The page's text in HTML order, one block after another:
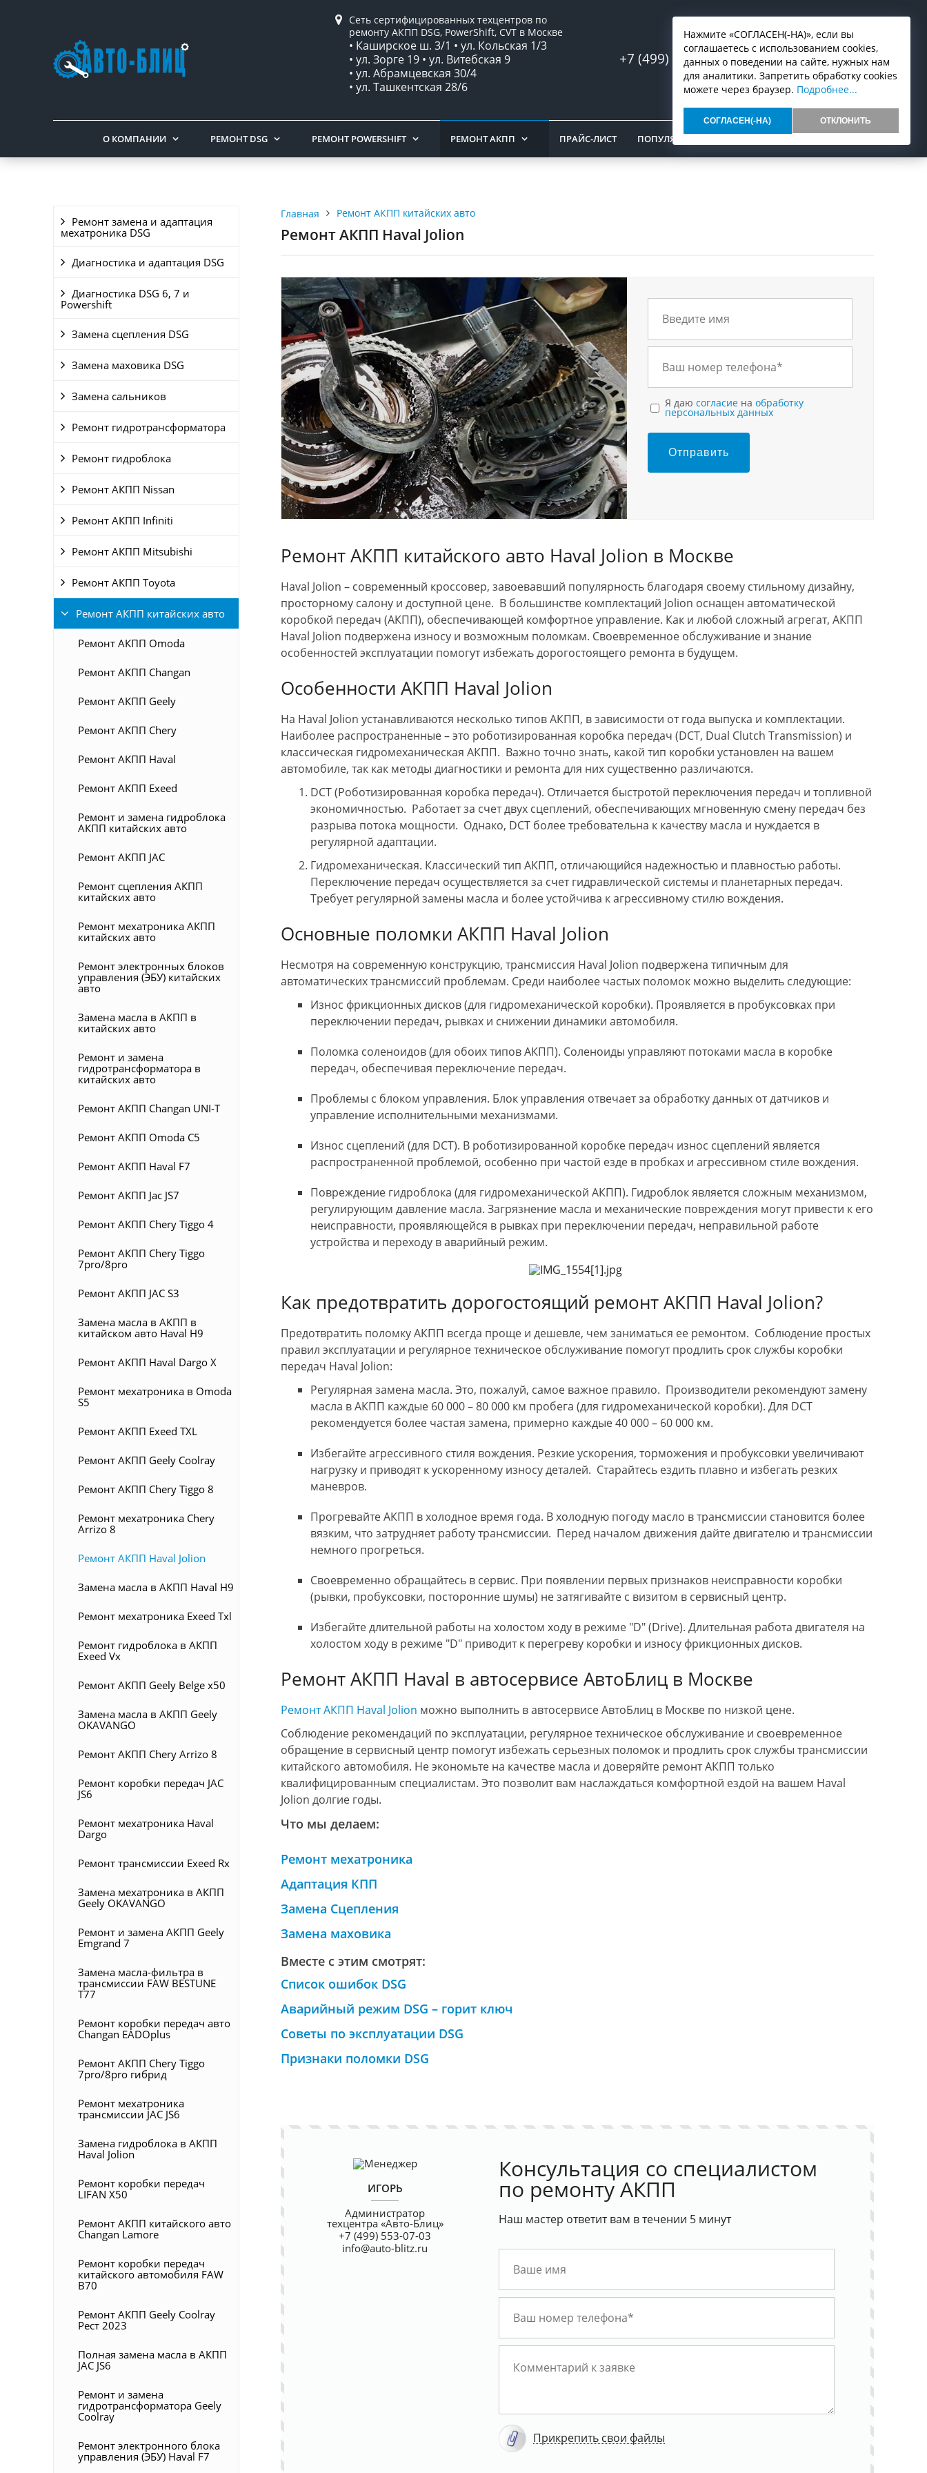
Сеть сертифицированных техцентров по
ремонту АКПП DSG, PowerShift, CVT в Москве
• Каширское ш. 3/1 • ул. Кольская 1/3
• ул. Зорге 19 • ул. Витебская 9
• ул. Абрамцевская 30/4
• ул. Ташкентская 28/6
+7 (499) 553-07-03 Запись онлайн
О КОМПАНИИ РЕМОНТ DSG РЕМОНТ POWERSHIFT РЕМОНТ АКПП ПРАЙС-ЛИСТ ПОПУЛЯРНОЕ
Ремонт замена и адаптация
мехатроника DSG
Диагностика и адаптация DSG
Диагностика DSG 6, 7 и
Powershift
Замена сцепления DSG
Замена маховика DSG
Замена сальников
Ремонт гидротрансформатора
Ремонт гидроблока
Ремонт АКПП Nissan
Ремонт АКПП Infiniti
Ремонт АКПП Mitsubishi
Ремонт АКПП Toyota
Ремонт АКПП китайских авто
Ремонт АКПП Omoda
Ремонт АКПП Changan
Ремонт АКПП Geely
Ремонт АКПП Chery
Ремонт АКПП Haval
Ремонт АКПП Exeed
Ремонт и замена гидроблока
АКПП китайских авто
Ремонт АКПП JAC
Ремонт сцепления АКПП
китайских авто
Ремонт мехатроника АКПП
китайских авто
Ремонт электронных блоков
управления (ЭБУ) китайских
авто
Замена масла в АКПП в
китайских авто
Ремонт и замена
гидротрансформатора в
китайских авто
Ремонт АКПП Changan UNI-T
Ремонт АКПП Omoda C5
Ремонт АКПП Haval F7
Ремонт АКПП Jac JS7
Ремонт АКПП Chery Tiggo 4
Ремонт АКПП Chery Tiggo
7pro/8pro
Ремонт АКПП JAC S3
Замена масла в АКПП в
китайском авто Haval H9
Ремонт АКПП Haval Dargo X
Ремонт мехатроника в Omoda
S5
Ремонт АКПП Exeed TXL
Ремонт АКПП Geely Coolray
Ремонт АКПП Chery Tiggo 8
Ремонт мехатроника Chery
Arrizo 8
Ремонт АКПП Haval Jolion
Замена масла в АКПП Haval H9
Ремонт мехатроника Exeed Txl
Ремонт гидроблока в АКПП
Exeed Vx
Ремонт АКПП Geely Belge x50
Замена масла в АКПП Geely
OKAVANGO
Ремонт АКПП Chery Arrizo 8
Ремонт коробки передач JAC
JS6
Ремонт мехатроника Haval
Dargo
Ремонт трансмиссии Exeed Rx
Замена мехатроника в АКПП
Geely OKAVANGO
Ремонт и замена АКПП Geely
Emgrand 7
Замена масла-фильтра в
трансмиссии FAW BESTUNE
T77
Ремонт коробки передач авто
Changan EADOplus
Ремонт АКПП Chery Tiggo
7pro/8pro гибрид
Ремонт мехатроника
трансмиссии JAC JS6
Замена гидроблока в АКПП
Haval Jolion
Ремонт коробки передач
LIFAN X50
Ремонт АКПП китайского авто
Changan Lamore
Ремонт коробки передач
китайского автомобиля FAW
B70
Ремонт АКПП Geely Coolray
Pест 2023
Полная замена масла в АКПП
JAC JS6
Ремонт и замена
гидротрансформатора Geely
Coolray
Ремонт электронного блока
управления (ЭБУ) Haval F7
Главная Ремонт АКПП китайских авто
Ремонт АКПП Haval Jolion
Я даю согласиена обработку
персональных данных
Отправить
Ремонт АКПП китайского авто Haval Jolion в Москве
Haval Jolion – современный кроссовер, завоевавший популярность благодаря своему стильному дизайну,
просторному салону и доступной цене. В большинстве комплектаций Jolion оснащен автоматической
коробкой передач (АКПП), обеспечивающей комфортное управление. Как и любой сложный агрегат, АКПП
Haval Jolion подвержена износу и возможным поломкам. Своевременное обслуживание и знание
особенностей эксплуатации помогут избежать дорогостоящего ремонта в будущем.
Особенности АКПП Haval Jolion
На Haval Jolion устанавливаются несколько типов АКПП, в зависимости от года выпуска и комплектации.
Наиболее распространенные – это роботизированная коробка передач (DCT, Dual Clutch Transmission) и
классическая гидромеханическая АКПП. Важно точно знать, какой тип коробки установлен на вашем
автомобиле, так как методы диагностики и ремонта для них существенно различаются.
DCT (Роботизированная коробка передач). Отличается быстротой переключения передач и топливной
экономичностью. Работает за счет двух сцеплений, обеспечивающих мгновенную смену передач без
разрыва потока мощности. Однако, DCT более требовательна к качеству масла и нуждается в
регулярной адаптации.
Гидромеханическая. Классический тип АКПП, отличающийся надежностью и плавностью работы.
Переключение передач осуществляется за счет гидравлической системы и планетарных передач.
Требует регулярной замены масла и более устойчива к агрессивному стилю вождения.
Основные поломки АКПП Haval Jolion
Несмотря на современную конструкцию, трансмиссия Haval Jolion подвержена типичным для
автоматических трансмиссий проблемам. Среди наиболее частых поломок можно выделить следующие:
Износ фрикционных дисков (для гидромеханической коробки). Проявляется в пробуксовках при
переключении передач, рывках и снижении динамики автомобиля.
Поломка соленоидов (для обоих типов АКПП). Соленоиды управляют потоками масла в коробке
передач, обеспечивая переключение передач.
Проблемы с блоком управления. Блок управления отвечает за обработку данных от датчиков и
управление исполнительными механизмами.
Износ сцеплений (для DCT). В роботизированной коробке передач износ сцеплений является
распространенной проблемой, особенно при частой езде в пробках и агрессивном стиле вождения.
Повреждение гидроблока (для гидромеханической АКПП). Гидроблок является сложным механизмом,
регулирующим давление масла. Загрязнение масла и механические повреждения могут привести к его
неисправности, проявляющейся в рывках при переключении передач, неправильной работе
устройства и переходу в аварийный режим.
Как предотвратить дорогостоящий ремонт АКПП Haval Jolion?
Предотвратить поломку АКПП всегда проще и дешевле, чем заниматься ее ремонтом. Соблюдение простых
правил эксплуатации и регулярное техническое обслуживание помогут продлить срок службы коробки
передач Haval Jolion:
Регулярная замена масла. Это, пожалуй, самое важное правило. Производители рекомендуют замену
масла в АКПП каждые 60 000 – 80 000 км пробега (для гидромеханической коробки). Для DCT
рекомендуется более частая замена, примерно каждые 40 000 – 60 000 км.
Избегайте агрессивного стиля вождения. Резкие ускорения, торможения и пробуксовки увеличивают
нагрузку и приводят к ускоренному износу деталей. Старайтесь ездить плавно и избегать резких
маневров.
Прогревайте АКПП в холодное время года. В холодную погоду масло в трансмиссии становится более
вязким, что затрудняет работу трансмиссии. Перед началом движения дайте двигателю и трансмиссии
немного прогреться.
Своевременно обращайтесь в сервис. При появлении первых признаков неисправности коробки
(рывки, пробуксовки, посторонние шумы) не затягивайте с визитом в сервисный центр.
Избегайте длительной работы на холостом ходу в режиме "D" (Drive). Длительная работа двигателя на
холостом ходу в режиме "D" приводит к перегреву коробки и износу фрикционных дисков.
Ремонт АКПП Haval в автосервисе АвтоБлиц в Москве
Ремонт АКПП Haval Jolion можно выполнить в автосервисе АвтоБлиц в Москве по низкой цене.
Соблюдение рекомендаций по эксплуатации, регулярное техническое обслуживание и своевременное
обращение в сервисный центр помогут избежать серьезных поломок и продлить срок службы трансмиссии
китайского автомобиля. Не экономьте на качестве масла и доверяйте ремонт АКПП только
квалифицированным специалистам. Это позволит вам наслаждаться комфортной ездой на вашем Haval
Jolion долгие годы.
Что мы делаем:
Ремонт мехатроника
Адаптация КПП
Замена Сцепления
Замена маховика
Вместе с этим смотрят:
Список ошибок DSG
Аварийный режим DSG – горит ключ
Советы по эксплуатации DSG
Признаки поломки DSG
ИГОРЬ
Администратор
техцентра «Авто-Блиц»
+7 (499) 553-07-03
info@auto-blitz.ru
Консультация со специалистом
по ремонту АКПП
Наш мастер ответит вам в течении 5 минут
Прикрепить свои файлы
Нажмите «СОГЛАСЕН(-НА)», если вы
соглашаетесь с использованием cookies,
данных о поведении на сайте, нужных нам
для аналитики. Запретить обработку cookies
можете через браузер. Подробнее...
СОГЛАСЕН(-НА) ОТКЛОНИТЬ